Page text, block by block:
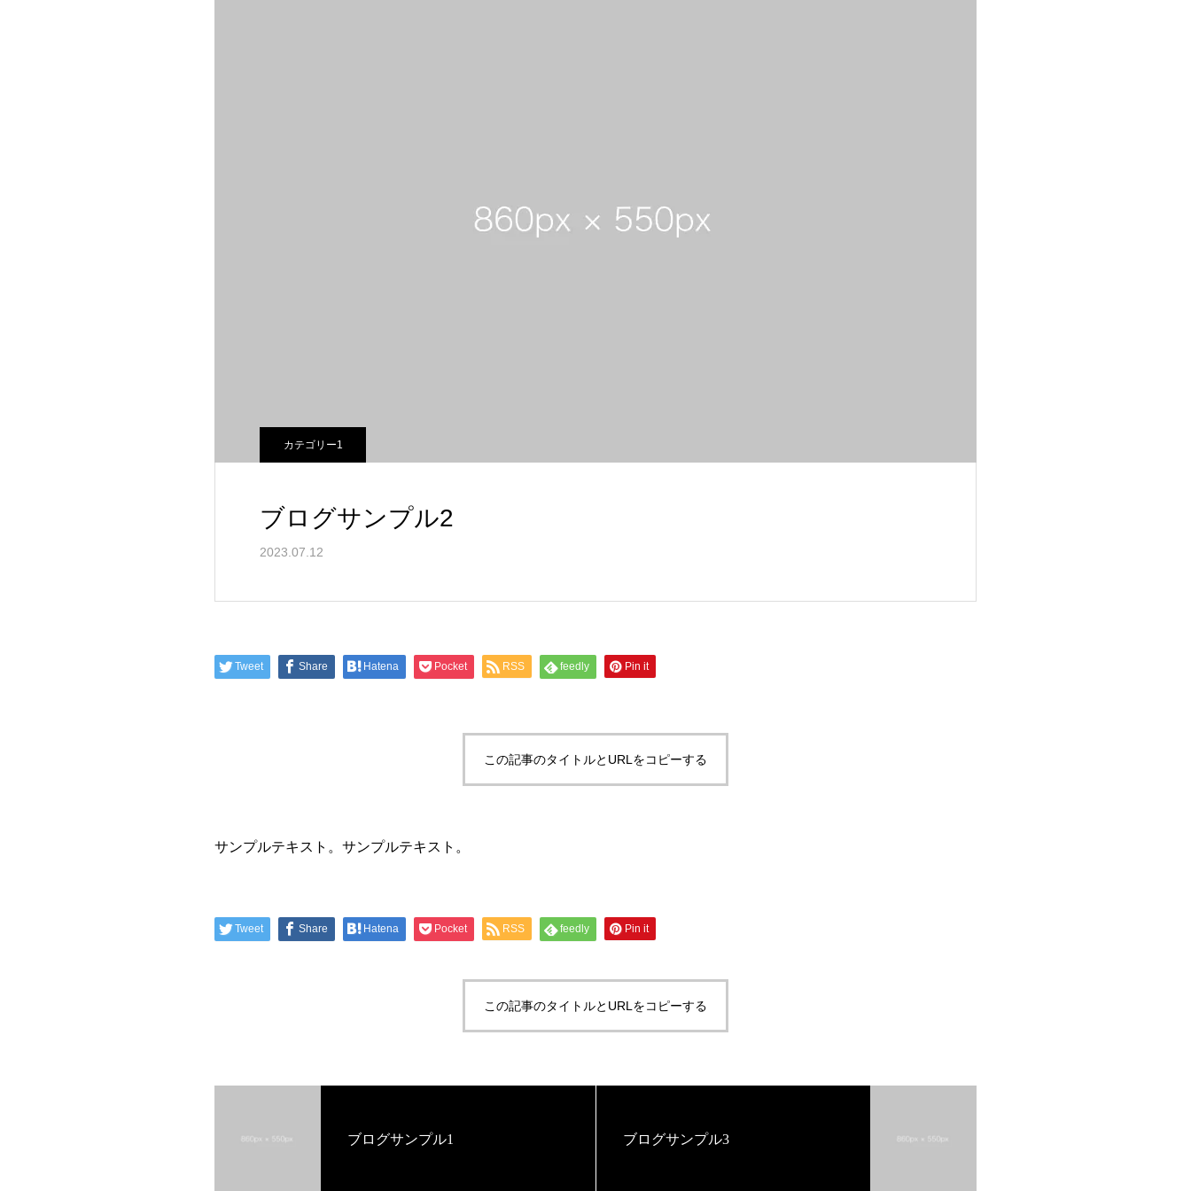
カテゴリー1
ブログサンプル2
2023.07.12
Tweet Share Hatena Pocket RSS feedly Pin it
この記事のタイトルとURLをコピーする
サンプルテキスト。サンプルテキスト。
Tweet Share Hatena Pocket RSS feedly Pin it
この記事のタイトルとURLをコピーする
ブログサンプル1 ブログサンプル3